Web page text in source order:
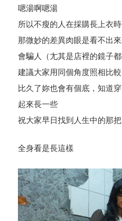
嗯湯啊嗯湯
所以不瘦的人在採購長上衣
那微妙的差異肉眼是看不出
會騙人（尢其是店裡的鏡子都
建議大家用同個角度照相比
比久了妳也會有個底，知道
起來長一些
祝大家早日找到人生中的那
全身看是長這樣